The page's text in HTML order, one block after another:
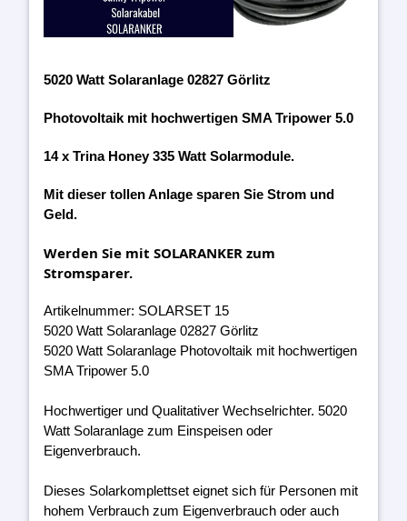
5020 Watt Solaranlage 02827 Görlitz
Photovoltaik mit hochwertigen SMA Tripower 5.0
14 x Trina Honey 335 Watt Solarmodule.
Mit dieser tollen Anlage sparen Sie Strom und
Geld.
Werden Sie mit SOLARANKER zum
Stromsparer.
Artikelnummer: SOLARSET 15
5020 Watt Solaranlage 02827 Görlitz
5020 Watt Solaranlage Photovoltaik mit hochwertigen
SMA Tripower 5.0
Hochwertiger und Qualitativer Wechselrichter. 5020
Watt Solaranlage zum Einspeisen oder
Eigenverbrauch.
Dieses Solarkomplettset eignet sich für Personen mit
hohem Verbrauch zum Eigenverbrauch oder auch